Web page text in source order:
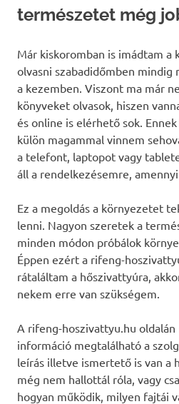
természetet még
Már kiskoromban is imádtam
olvasni szabadidőmben mindig
a kezemben. Viszont ma már
könyveket olvasok, hiszen
és online is elérhető sok.
külön magammal vinnem
a telefont, laptopot vagy
áll a rendelkezésemre,
Ez a megoldás a környezetet
lenni. Nagyon szeretek a
minden módon próbálok
Éppen ezért a rifeng-
rátaláltam a hőszivattyúra,
nekem erre van szükségem.
A rifeng-hoszivattyu.hu oldalán
információ megtalálható a
leírás illetve ismertető is van a
még nem hallottál róla, vagy
hogyan működik, milyen fajtái